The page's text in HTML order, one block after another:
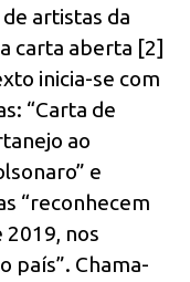
artistas da
carta aberta [2]
inicia-se com
“Carta de
ao
e
“reconhecem
2019, nos
país”. Chama-